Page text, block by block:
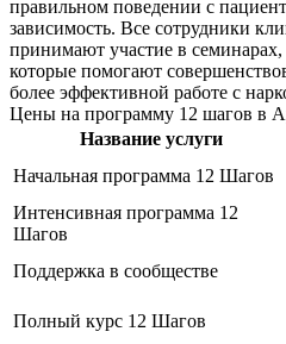
правильном поведении с
зависимость. Все сотрудники
принимают участие в
которые помогают
более эффективной работе с
Цены на программу 12 шагов в
Название услуги
Начальная программа 12 Шагов
Интенсивная программа 12
Шагов
Поддержка в сообществе
Полный курс 12 Шагов